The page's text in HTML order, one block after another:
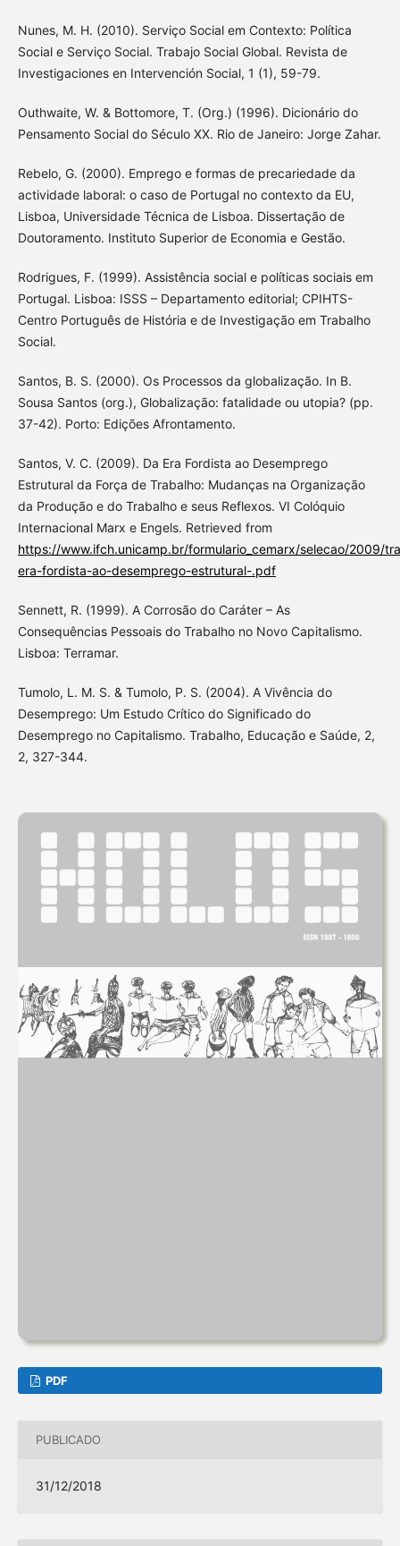
Nunes, M. H. (2010). Serviço Social em Contexto: Política
Social e Serviço Social. Trabajo Social Global. Revista de
Investigaciones en Intervención Social, 1 (1), 59-79.
Outhwaite, W. & Bottomore, T. (Org.) (1996). Dicionário do
Pensamento Social do Século XX. Rio de Janeiro: Jorge Zahar.
Rebelo, G. (2000). Emprego e formas de precariedade da
actividade laboral: o caso de Portugal no contexto da EU,
Lisboa, Universidade Técnica de Lisboa. Dissertação de
Doutoramento. Instituto Superior de Economia e Gestão.
Rodrigues, F. (1999). Assistência social e políticas sociais em
Portugal. Lisboa: ISSS – Departamento editorial; CPIHTS-
Centro Português de História e de Investigação em Trabalho
Social.
Santos, B. S. (2000). Os Processos da globalização. In B.
Sousa Santos (org.), Globalização: fatalidade ou utopia? (pp.
37-42). Porto: Edições Afrontamento.
Santos, V. C. (2009). Da Era Fordista ao Desemprego
Estrutural da Força de Trabalho: Mudanças na Organização
da Produção e do Trabalho e seus Reflexos. VI Colóquio
Internacional Marx e Engels. Retrieved from
https://www.ifch.unicamp.br/formulario_cemarx/selecao/2009/
era-fordista-ao-desemprego-estrutural-.pdf
Sennett, R. (1999). A Corrosão do Caráter – As
Consequências Pessoais do Trabalho no Novo Capitalismo.
Lisboa: Terramar.
Tumolo, L. M. S. & Tumolo, P. S. (2004). A Vivência do
Desemprego: Um Estudo Crítico do Significado do
Desemprego no Capitalismo. Trabalho, Educação e Saúde, 2,
2, 327-344.
PDF
PUBLICADO
31/12/2018